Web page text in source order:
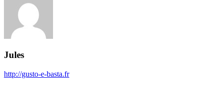
Jules
http://gusto-e-basta.fr